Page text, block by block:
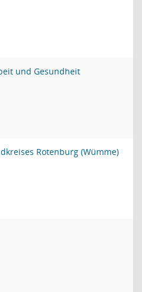
und Gesundheit
Rotenburg (Wümme)